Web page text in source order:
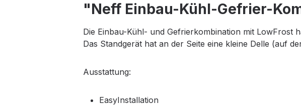
"Neff Einbau-Kühl-Gefrier-
Die Einbau-Kühl- und Gefrierkombination mit LowFrost
Das Standgerät hat an der Seite eine kleine Delle (auf
Ausstattung:
EasyInstallation